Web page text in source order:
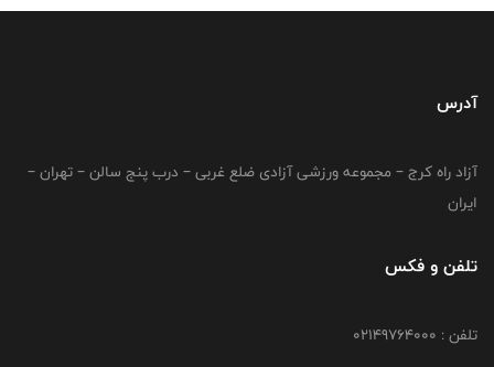
آدرس
آزاد راه کرج – مجموعه ورزشی آزادی ضلع غربی – درب پنج سالن – تهران –
ایران
تلفن و فکس
تلفن : 02149764000